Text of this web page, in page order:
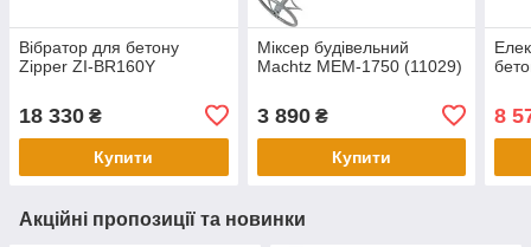
Вібратор для бетону
Zipper ZI-BR160Y
18 330 ₴
Купити
Міксер будівельний
Machtz MEM-1750 (11029)
3 890₴
Купити
8
Акційні пропозиції та новинки